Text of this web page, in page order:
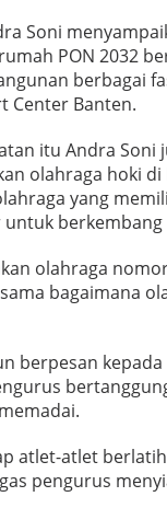
Soni
PON 2032
berbagai
Center Banten.
itu Andra
olahraga hoki
yang
berkembang
olahraga
bagaimana
berpesan
atlet-atlet
pengurus